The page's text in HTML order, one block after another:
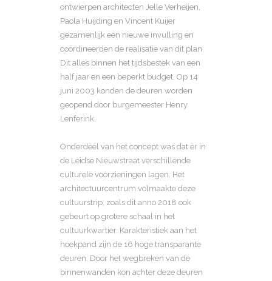
ontwierpen architecten Jelle Verheijen,
Paola Huijding en Vincent Kuijer
gezamenlijk een nieuwe invulling en
coördineerden de realisatie van dit plan.
Dit alles binnen het tijdsbestek van een
half jaar en een beperkt budget. Op 14
juni 2003 konden de deuren worden
geopend door burgemeester Henry
Lenferink.
Onderdeel van het concept was dat er in
de Leidse Nieuwstraat verschillende
culturele voorzieningen lagen. Het
architectuurcentrum volmaakte deze
cultuurstrip, zoals dit anno 2018 ook
gebeurt op grotere schaal in het
cultuurkwartier. Karakteristiek aan het
hoekpand zijn de 16 hoge transparante
deuren. Door het wegbreken van de
binnenwanden kon achter deze deuren